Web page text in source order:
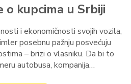
o kupcima u Srbiji
i ekonomičnosti svojih vozila,
posebnu pažnju posvećuju
– brizi o vlasniku. Da bi to
autobusa, kompanija…